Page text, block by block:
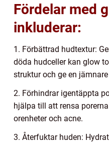
Fördelar med
inkluderar:
1. Förbättrad hudtextur:
döda hudceller kan glow
struktur och ge en
2. Förhindrar igentäppta
hjälpa till att rensa
orenheter och acne.
3. Återfuktar huden: